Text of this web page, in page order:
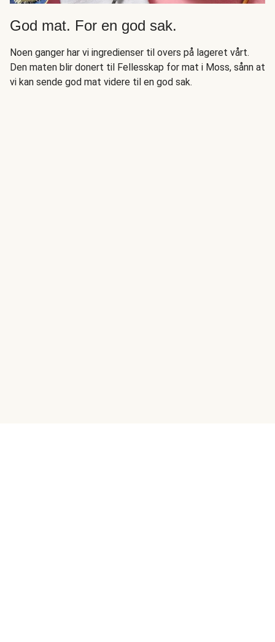
God mat. For en god sak.
Noen ganger har vi ingredienser til overs på lageret vårt.
Den maten blir donert til Fellesskap for mat i Moss, sånn at
vi kan sende god mat videre til en god sak.